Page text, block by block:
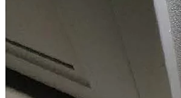
Всю работу по ведению дела мы
застройщика, приемка объекта,
строительной экспертизы, подготовка
ваших интересов до поступления
ваш счет. Ваше участие в процессе
договор и передать документы для
полную конфиденциальность полученной